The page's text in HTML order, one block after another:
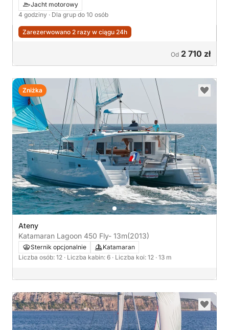
Jacht motorowy
4 godziny · Dla grup do 10 osób
Zarezerwowano 2 razy w ciągu 24h
Od 2 710 zł
Ateny
Katamaran Lagoon 450 Fly- 13m(2013)
Sternik opcjonalnie
Katamaran
Liczba osób: 12 · Liczba kabin: 6 · Liczba koi: 12 · 13 m
Zniżka